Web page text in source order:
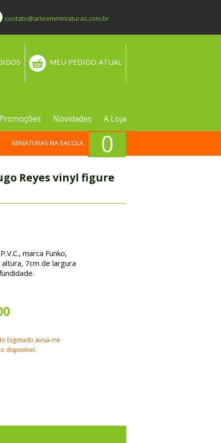
contato@arteemminiaturas.com.br
MEU PEDIDO ATUAL
Promoções Novidades A Loja
0
MINIATURAS NA SACOLA
Reyes vinyl figure
marca Funko,
7cm de largura
Esgotado avisa-me
disponível.